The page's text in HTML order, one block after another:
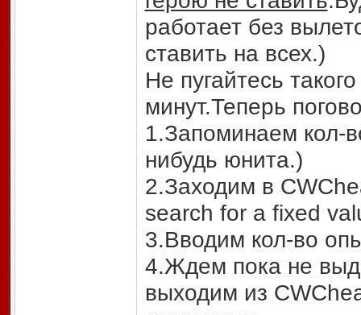
работает без
ставить на всех.)
Не пугайтесь
минут.Теперь
1.Запоминаем кол-
нибудь юнита.)
2.Заходим в
search for a fixed
3.Вводим кол-во
4.Ждем пока не
выходим из